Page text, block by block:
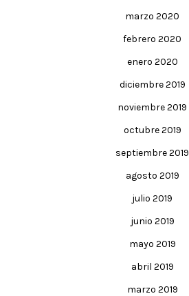
marzo 2020
febrero 2020
enero 2020
diciembre 2019
noviembre 2019
octubre 2019
septiembre 2019
agosto 2019
julio 2019
junio 2019
mayo 2019
abril 2019
marzo 2019